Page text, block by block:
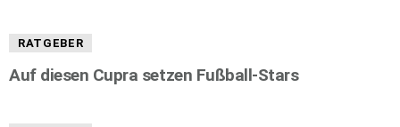
RATGEBER
Auf diesen Cupra setzen Fußball-Stars